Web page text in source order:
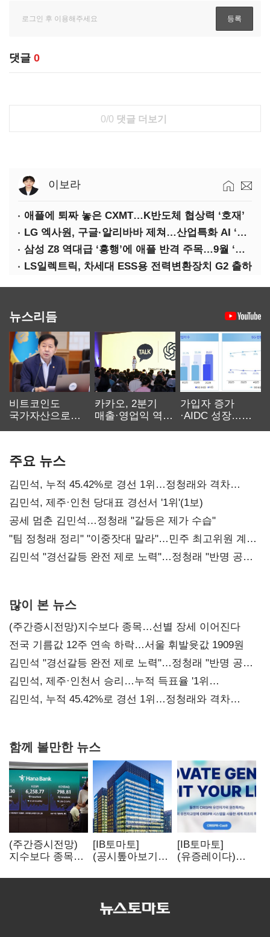
댓글 0
0/0 댓글 더보기
이보라
애플에 퇴짜 놓은 CXMT…K반도체 협상력 ‘호재’
LG 엑사원, 구글·알리바바 제쳐…산업특화 AI ‘속도’
삼성 Z8 역대급 ‘흥행’에 애플 반격 주목…9월 ‘폴더블 대전’
LS일렉트릭, 차세대 ESS용 전력변환장치 G2 출하
뉴스리듬
비트코인도
국가자산으로…'
카카오, 2분기
매출·영업익 역대
가입자 증가
·AIDC 성장…
주요 뉴스
김민석, 누적 45.42%로 경선 1위…정청래와 격차
0.86%p(2보)
김민석, 제주·인천 당대표 경선서 '1위'(1보)
공세 멈춘 김민석…정청래 "갈등은 제가 수습"
"팀 정청래 정리" "이중잣대 말라"…민주 최고위원 계파
다툼 격화
김민석 "경선갈등 완전 제로 노력"…정청래 "반명 공세
많이 본 뉴스
(주간증시전망)지수보다 종목…선별 장세 이어진다
전국 기름값 12주 연속 하락…서울 휘발윳값 1909원
김민석 "경선갈등 완전 제로 노력"…정청래 "반명 공세
사과부터"
김민석, 제주·인천서 승리…누적 득표율 '1위
탈환'(종합)
김민석, 누적 45.42%로 경선 1위…정청래와 격차
함께 볼만한 뉴스
(주간증시전망)
지수보다 종목…
이어진다
[IB토마토]
(공시톺아보기)
바로 매출로
[IB토마토]
(유증레이다)
3분의 1 토막…